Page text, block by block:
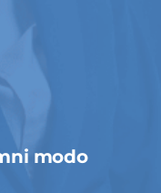
modo